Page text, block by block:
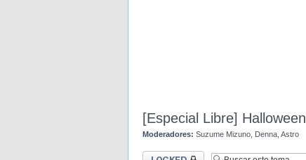
[Especial Libre] Halloween
Moderadores: Suzume Mizuno Denna Astro
Tema cerrado